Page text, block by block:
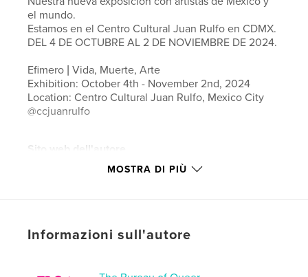
el mundo.
Estamos en el Centro Cultural Juan Rulfo en CDMX.
DEL 4 DE OCTUBRE AL 2 DE NOVIEMBRE DE 2024.
Efimero | Vida, Muerte, Arte
Exhibition: October 4th - November 2nd, 2024
Location: Centro Cultural Juan Rulfo, Mexico City
@ccjuanrulfo
Sito web dell'autore
http://thebureauofqueerart.com
MOSTRA DI PIÙ
Informazioni sull'autore